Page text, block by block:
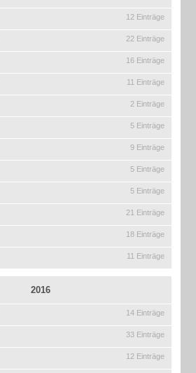
12 Einträge
22 Einträge
16 Einträge
11 Einträge
2 Einträge
5 Einträge
9 Einträge
5 Einträge
5 Einträge
21 Einträge
18 Einträge
11 Einträge
2016
14 Einträge
33 Einträge
12 Einträge